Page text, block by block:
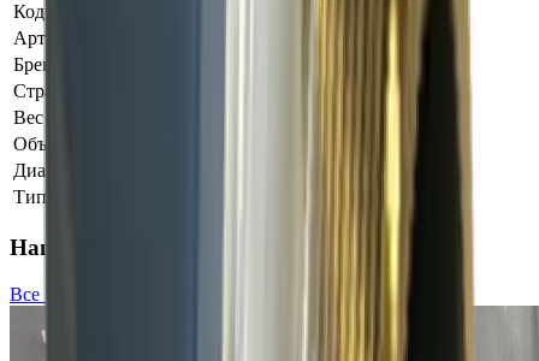
Код товара
Артикул
Бренд
Страна производства
Вес
Объём
Диаметр
Тип
Наши проекты
Все →